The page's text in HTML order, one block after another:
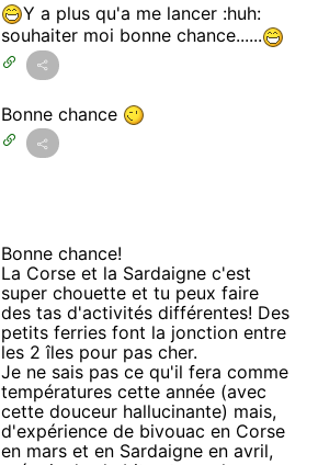
Y a plus qu'a me lancer :huh:
souhaiter moi bonne chance......
Bonne chance
Bonne chance!
La Corse et la Sardaigne c'est
super chouette et tu peux faire
des tas d'activités différentes! Des
petits ferries font la jonction entre
les 2 îles pour pas cher.
Je ne sais pas ce qu'il fera comme
températures cette année (avec
cette douceur hallucinante) mais,
d'expérience de bivouac en Corse
en mars et en Sardaigne en avril,